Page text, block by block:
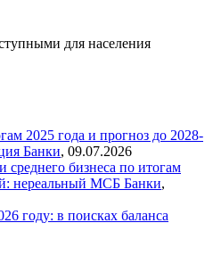
для населения
2025 года и прогноз до 2028-
Банки, 09.07.2026
бизнеса по итогам
й: нереальный МСБ Банки,
году: в поисках баланса